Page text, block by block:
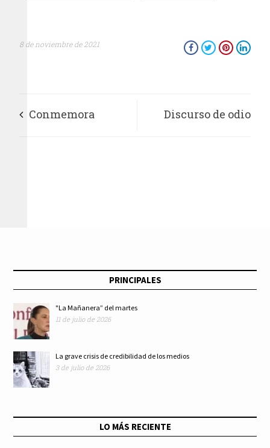
8 de noviembre de 2021
Conmemora Discurso de odio
PRINCIPALES
"La Mañanera” del martes
11 de julio de 2026
La grave crisis de credibilidad de los medios
3 de julio de 2026
LO MÁS RECIENTE